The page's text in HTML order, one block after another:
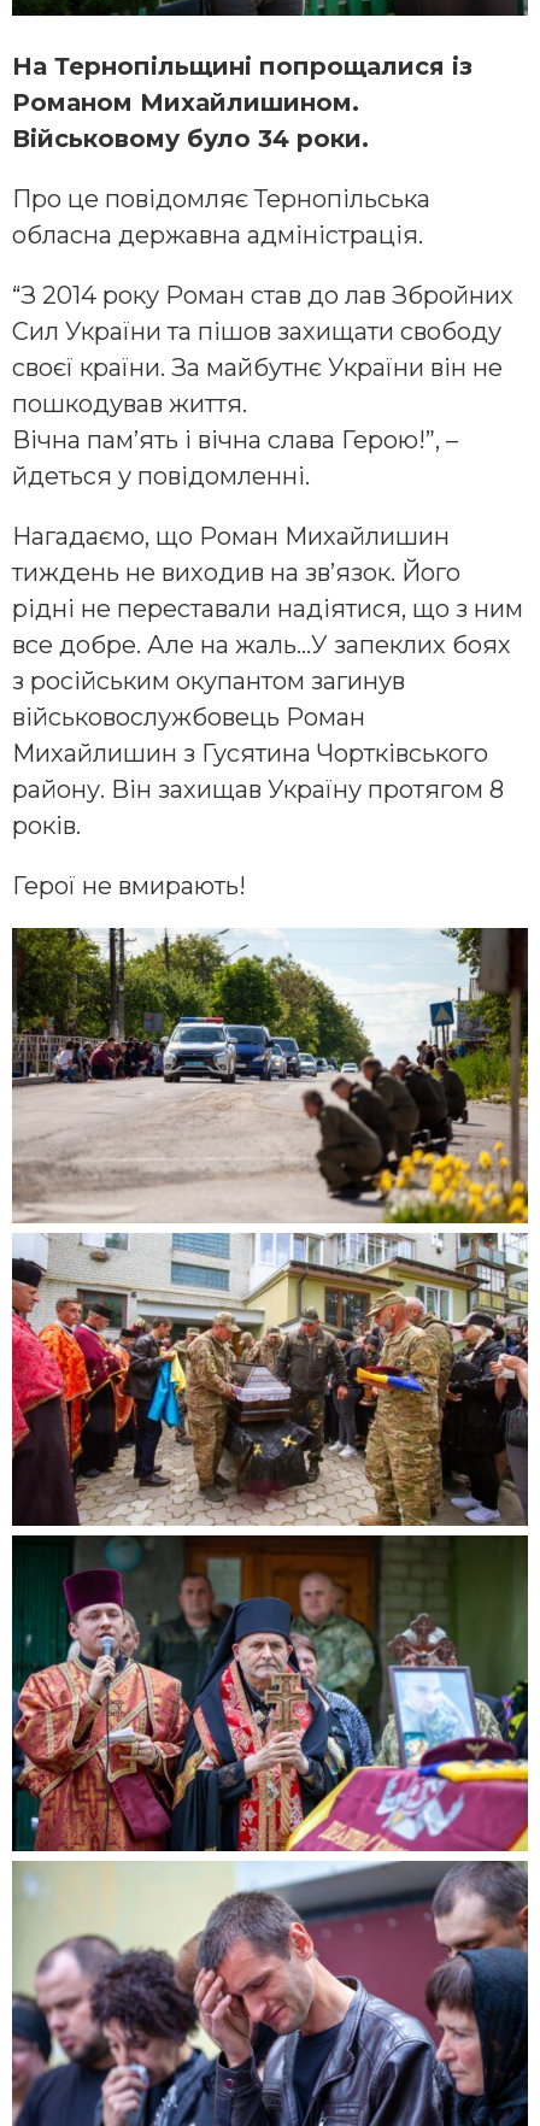
На Тернопільщині попрощалися із
Романом Михайлишином.
Військовому було 34 роки.
Про це повідомляє Тернопільська
обласна державна адміністрація.
“З 2014 року Роман став до лав Збройних
Сил України та пішов захищати свободу
своєї країни. За майбутнє України він не
пошкодував життя.
Вічна пам’ять і вічна слава Герою!”, –
йдеться у повідомленні.
Нагадаємо, що Роман Михайлишин
тиждень не виходив на зв’язок. Його
рідні не переставали надіятися, що з ним
все добре. Але на жаль…У запеклих боях
з російським окупантом загинув
військовослужбовець Роман
Михайлишин з Гусятина Чортківського
району. Він захищав Україну протягом 8
років.
Герої не вмирають!